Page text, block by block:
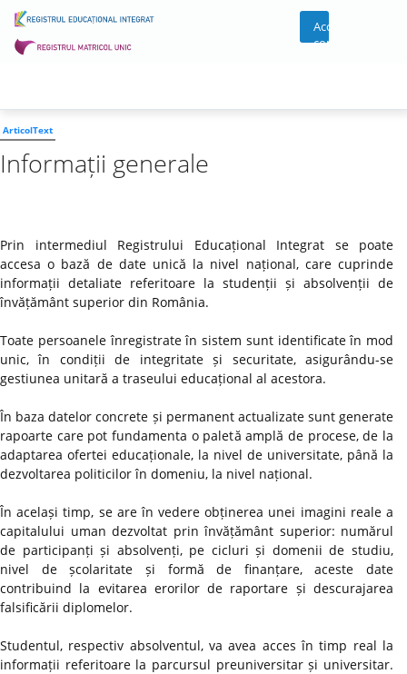
Acces
cont
ArticolText
Informații generale
Prin intermediul Registrului Educațional Integrat se poate
accesa o bază de date unică la nivel național, care cuprinde
informații detaliate referitoare la studenții și absolvenții de
învățământ superior din România.
Toate persoanele înregistrate în sistem sunt identificate în mod
unic, în condiții de integritate și securitate, asigurându-se
gestiunea unitară a traseului educațional al acestora.
În baza datelor concrete și permanent actualizate sunt generate
rapoarte care pot fundamenta o paletă amplă de procese, de la
adaptarea ofertei educaționale, la nivel de universitate, până la
dezvoltarea politicilor în domeniu, la nivel național.
În același timp, se are în vedere obținerea unei imagini reale a
capitalului uman dezvoltat prin învățământ superior: numărul
de participanți și absolvenți, pe cicluri și domenii de studiu,
nivel de școlaritate și formă de finanțare, aceste date
contribuind la evitarea erorilor de raportare și descurajarea
falsificării diplomelor.
Studentul, respectiv absolventul, va avea acces în timp real la
informații referitoare la parcursul preuniversitar și universitar.